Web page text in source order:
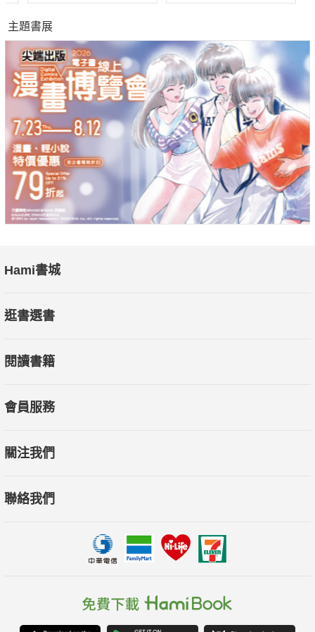
主題書展
Hami書城
逛書選書
閱讀書籍
會員服務
關注我們
聯絡我們